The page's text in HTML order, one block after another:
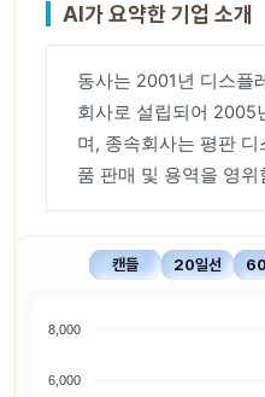
AI가 요약한 기업 소개
동사는 2001년 디스플
회사로 설립되어 2005
며, 종속회사는 평판
품 판매 및 용역을 영위
캔들 20일선
8,000
6,000